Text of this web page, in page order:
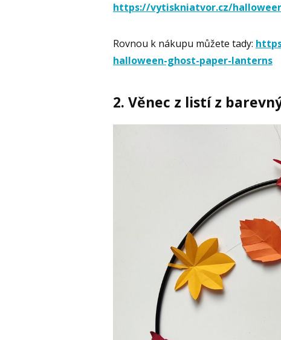
https://vytiskniatvor.cz/
Rovnou k nákupu můžete tady:
halloween-ghost-paper-lanterns
2. Věnec z listí z